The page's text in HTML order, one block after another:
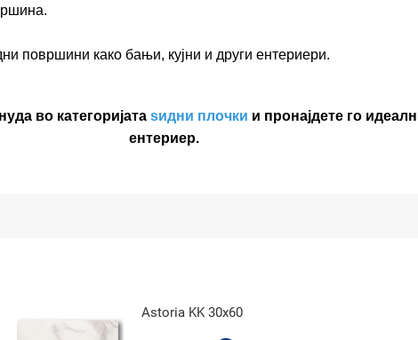
површини како бањи, кујни и други ентериери.
во категоријата ѕидни плочки и пронајдете го
ентериер.
Astoria KK 30x60